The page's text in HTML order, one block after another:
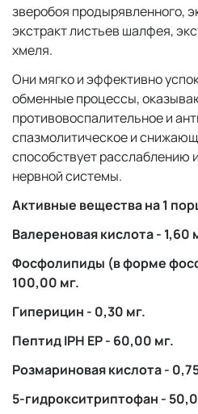
зверобоя продырявленного,
экстракт листьев шалфея,
хмеля.
Они мягко и эффективно
обменные процессы,
противовоспалительное и
спазмолитическое и
способствует расслаблению
нервной системы.
Активные вещества на 1
Валереновая кислота - 1,60
Фосфолипиды (в форме
100,00 мг.
Гиперицин - 0,30 мг.
Пептид IPH EP - 60,00 мг.
Розмариновая кислота -
5-гидрокситриптофан -